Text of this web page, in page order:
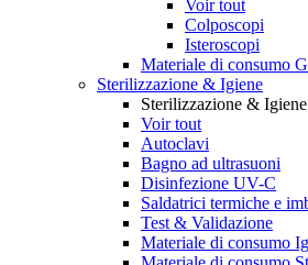
Voir tout
Colposcopi
Isteroscopi
Materiale di consumo
Sterilizzazione & Igiene
Sterilizzazione & Igiene
Voir tout
Autoclavi
Bagno ad ultrasuoni
Disinfezione UV-C
Saldatrici termiche e
Test & Validazione
Materiale di consumo